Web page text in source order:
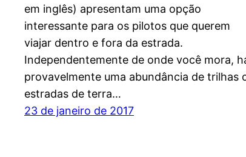
em inglês) apresentam uma opção
interessante para os pilotos que querem
viajar dentro e fora da estrada.
Independentemente de onde você mora,
provavelmente uma abundância de trilhas
estradas de terra…
23 de janeiro de 2017